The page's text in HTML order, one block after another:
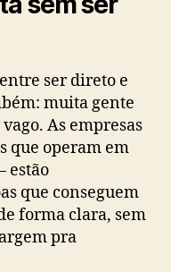
ser direto e
muita gente
As empresas
que operam em
estão
que conseguem
forma clara, sem
pra